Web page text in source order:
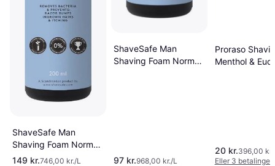
ShaveSafe Man
Shaving Foam Normal
Skin 200ml
149 kr.746,00 kr./L
ShaveSafe Man
Shaving Foam Normal
97 kr.968,00 kr./L
Proraso
Menthol &
20 kr.396,00
Eller 3 betalinger